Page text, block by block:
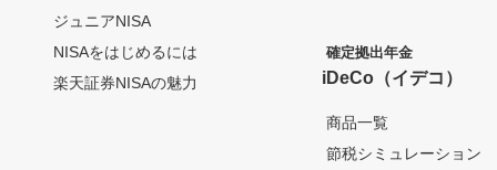
ジュニアNISA
NISAをはじめるには
楽天証券NISAの魅力
確定拠出年金
iDeCo（イデコ）
商品一覧
節税シミュレーション